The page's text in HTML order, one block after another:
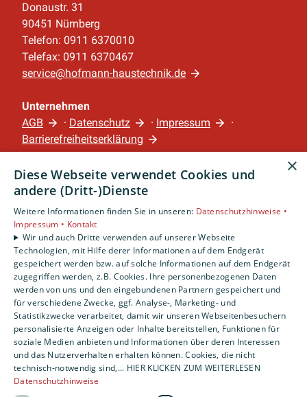
Donaustr. 31
90451 Nürnberg
Telefon: 0911 6370010
Telefax: 0911 6370467
service@hofmann-haustechnik.de
Unternehmen
AGB
· Datenschutz · Impressum
·
Barrierefreiheitserklärung
Leistungen
Privatkunden
Gewerbekunden
Karriere
Unternehmen
Standort
Nürnberg
×
Diese Webseite verwendet Cookies und
andere (Dritt-)Dienste
Weitere Informationen finden Sie in unseren: Datenschutzhinweise •
Impressum • Kontakt
Wir und auch Dritte verwenden auf unserer Webseite
Technologien, mit Hilfe derer Informationen auf dem Endgerät
gespeichert werden bzw. auf solche Informationen auf dem Endgerät
zugegriffen werden, z.B. Cookies. Ihre personenbezogenen Daten
werden von uns und den eingebundenen Partnern gespeichert und
für verschiedene Zwecke, ggf. Analyse-, Marketing- und
Statistikzwecke verarbeitet, damit wir unseren Webseitenbesuchern
personalisierte Anzeigen oder Inhalte bereitstellen, Funktionen für
soziale Medien anbieten und Informationen über deren Interessen
und das Nutzerverhalten erhalten können. Cookies, die nicht
technisch-notwendig sind,... HIER KLICKEN ZUM WEITERLESEN
Datenschutzhinweise